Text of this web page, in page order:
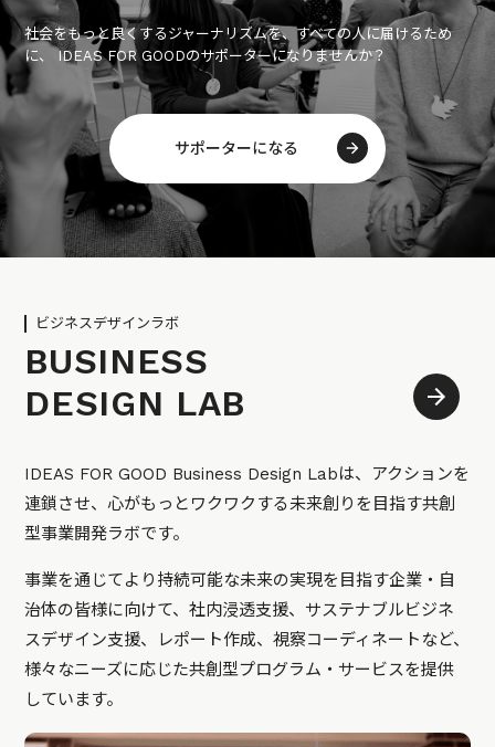
社会をもっと良くするジャーナリズムを、すべての人に届けるため
に、 IDEAS FOR GOODのサポーターになりませんか？
サポーターになる
ビジネスデザインラボ
BUSINESS
DESIGN LAB
IDEAS FOR GOOD Business Design Labは、アクションを
連鎖させ、心がもっとワクワクする未来創りを目指す共創
型事業開発ラボです。
事業を通じてより持続可能な未来の実現を目指す企業・自
治体の皆様に向けて、社内浸透支援、サステナブルビジネ
スデザイン支援、レポート作成、視察コーディネートなど、
様々なニーズに応じた共創型プログラム・サービスを提供
しています。